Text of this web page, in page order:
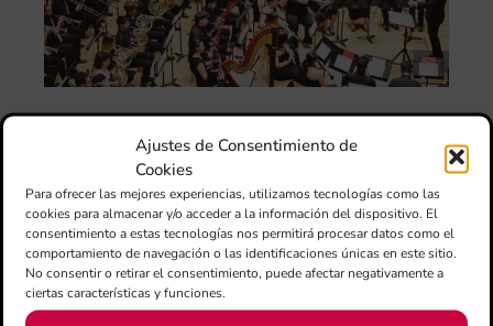
Ajustes de Consentimiento de
Cookies
Para ofrecer las mejores experiencias, utilizamos tecnologías como las
cookies para almacenar y/o acceder a la información del dispositivo. El
consentimiento a estas tecnologías nos permitirá procesar datos como el
comportamiento de navegación o las identificaciones únicas en este sitio.
No consentir o retirar el consentimiento, puede afectar negativamente a
ciertas características y funciones.